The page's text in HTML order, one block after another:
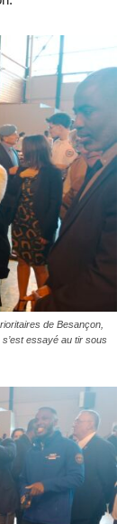
de Besançon,
s’est essayé au tir sous